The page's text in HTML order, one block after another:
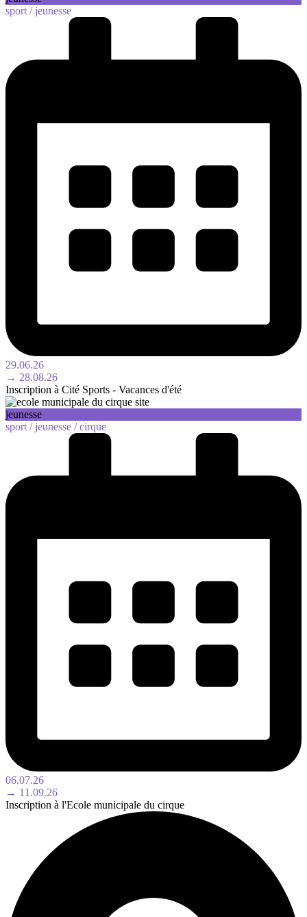
sport /jeunesse
29.06.26
→ 28.08.26
Inscription à Cité Sports - Vacances d'été
jeunesse
sport /jeunesse /cirque
06.07.26
→ 11.09.26
Inscription à l'Ecole municipale du cirque